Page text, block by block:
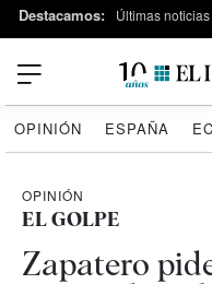
Destacamos: Últimas noticias
OPINIÓN ESPAÑA
OPINIÓN
EL GOLPE
Zapatero